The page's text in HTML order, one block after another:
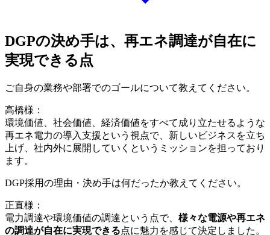
DGPの決め手は、再エネ調達が自在に
実現できる点
ご自身の業務や部署でのゴールについて教えてください。
高橋様：
環境価値、社会価値、経済価値をすべて成り立たせるような
再エネ電力の導入支援という視点で、新しいビジネスを立ち
上げ、社内外に展開していくというミッションを担っており
ます。
DGP採用の理由・決め手は何だったか教えてください。
正直様：
電力調達や環境価値の調達という点で、 様々な電源や再エネ
の調達が自在に実現できる点に魅力を感じて決定しました。